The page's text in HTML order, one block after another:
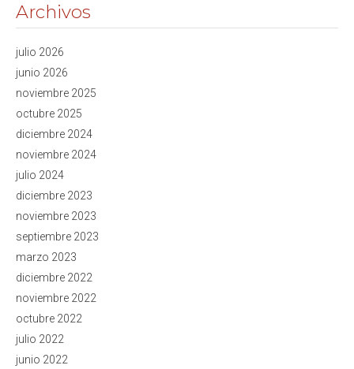
Archivos
julio 2026
junio 2026
noviembre 2025
octubre 2025
diciembre 2024
noviembre 2024
julio 2024
diciembre 2023
noviembre 2023
septiembre 2023
marzo 2023
diciembre 2022
noviembre 2022
octubre 2022
julio 2022
junio 2022